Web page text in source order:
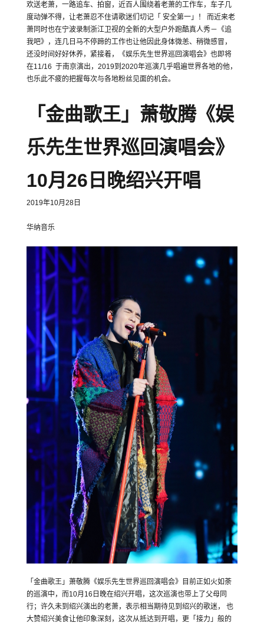
欢送老萧，一路追车、拍窗，近百人围绕着老萧的工作车，车子几
度动弹不得，让老萧忍不住请歌迷们切记「 安全第一」！ 而近来老
萧同时也在宁波录制浙江卫视的全新的大型户外跑酷真人秀－《追
我吧》，连几日马不停蹄的工作也让他因此身体微恙、稍微感冒，
还没时间好好休养，紧接着，《娱乐先生世界巡回演唱会》也即将
在11/16 于南京演出，2019到2020年巡演几乎唱遍世界各地的他，
也乐此不疲的把握每次与各地粉丝见面的机会。
「金曲歌王」萧敬腾《娱
乐先生世界巡回演唱会》
10月26日晚绍兴开唱
2019年10月28日
华纳音乐
「金曲歌王」萧敬腾《娱乐先生世界巡回演唱会》目前正如火如荼
的巡演中，而10月16日晚在绍兴开唱，这次巡演也带上了父母同
行；许久未到绍兴演出的老萧，表示相当期待见到绍兴的歌迷， 也
大赞绍兴美食让他印象深刻，这次从抵达到开唱，更「接力」般的